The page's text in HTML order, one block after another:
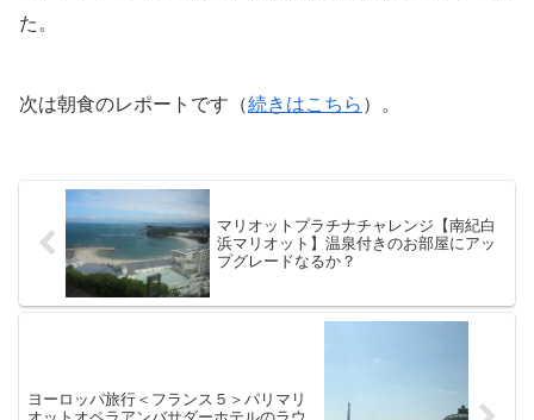
た。
次は朝食のレポートです（続きはこちら ）。
マリオットプラチナチャレンジ【南紀白
浜マリオット】温泉付きのお部屋にアッ
プグレードなるか？
ヨーロッパ旅行＜フランス５＞パリマリ